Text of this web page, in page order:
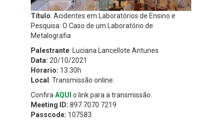
Título: Acidentes em Laboratórios de Ensino e
Pesquisa: O Caso de um Laboratório de
Metalografia
Palestrante: Luciana Lancellote Antunes
Data: 20/10/2021
Horario: 13:30h
Local : Transmissão online.
ConfiraAQUI o link para a transmissão.
Meeting ID: 897 7070 7219
Passcode: 107583